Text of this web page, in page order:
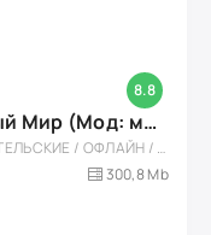
8.8
Toilet Fight Открытый Мир (Мод: много чипов, денег, все открыто, бессмертие, урон, 50+ читов)
АРКАДЫ / ОДНОПОЛЬЗОВАТЕЛЬСКИЕ / ОФЛАЙН / МОД / РОЛЕВЫЕ / ШУТЕРЫ / ОТКРЫТЫЙ МИР / ВСТРОЕННЫЙ КЕШ / 3D / ЭКШЕНЫ / ТУАЛЕТНЫЕ ВОЙНЫ / ДЛЯ ДЕТЕЙ
300,8 Mb